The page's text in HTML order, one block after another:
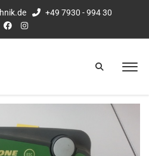
+49 7930 - 994 30